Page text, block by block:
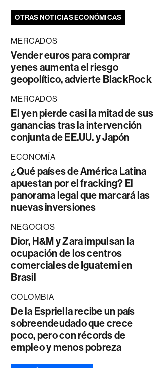
OTRAS NOTICIAS ECONÓMICAS
MERCADOS
Vender euros para comprar
yenes aumenta el riesgo
geopolítico, advierte BlackRock
MERCADOS
El yen pierde casi la mitad de sus
ganancias tras la intervención
conjunta de EE.UU. y Japón
ECONOMÍA
¿Qué países de América Latina
apuestan por el fracking? El
panorama legal que marcará las
nuevas inversiones
NEGOCIOS
Dior, H&M y Zara impulsan la
ocupación de los centros
comerciales de Iguatemi en
Brasil
COLOMBIA
De la Espriella recibe un país
sobreendeudado que crece
poco, pero con récords de
empleo y menos pobreza